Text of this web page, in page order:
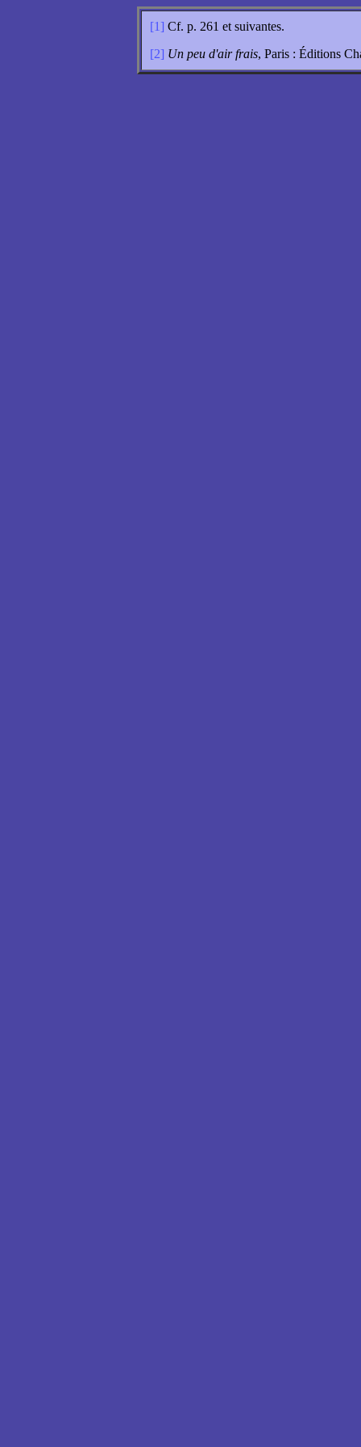
[1] Cf. p. 261 et suivantes.
[2] Un peu d'air frais, Paris : Éditions